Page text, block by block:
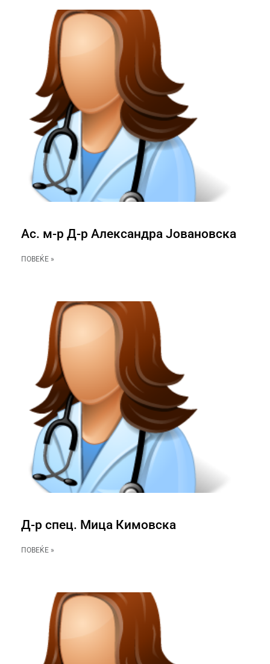
Ас. м-р Д-р Александра Јовановска
ПОВЕЌЕ »
Д-р спец. Мица Кимовска
ПОВЕЌЕ »